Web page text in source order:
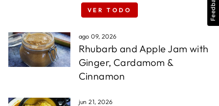
VER TODO
ago 09, 2026
Rhubarb and Apple Jam with
Ginger, Cardamom &
Cinnamon
jun 21, 2026
Feedback